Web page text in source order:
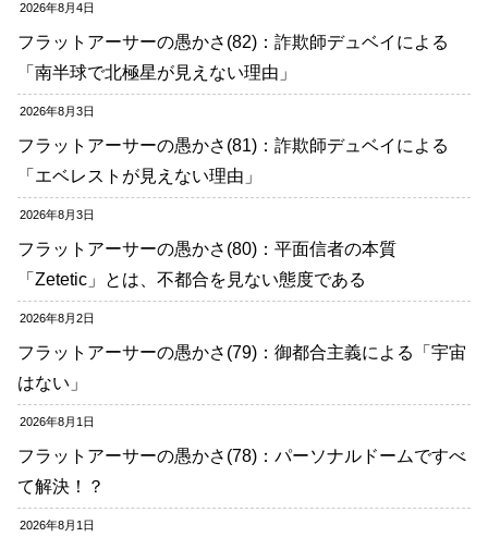
2026年8月4日
フラットアーサーの愚かさ(82)：詐欺師デュベイによる
「南半球で北極星が見えない理由」
2026年8月3日
フラットアーサーの愚かさ(81)：詐欺師デュベイによる
「エベレストが見えない理由」
2026年8月3日
フラットアーサーの愚かさ(80)：平面信者の本質
「Zetetic」とは、不都合を見ない態度である
2026年8月2日
フラットアーサーの愚かさ(79)：御都合主義による「宇宙
はない」
2026年8月1日
フラットアーサーの愚かさ(78)：パーソナルドームですべ
て解決！？
2026年8月1日